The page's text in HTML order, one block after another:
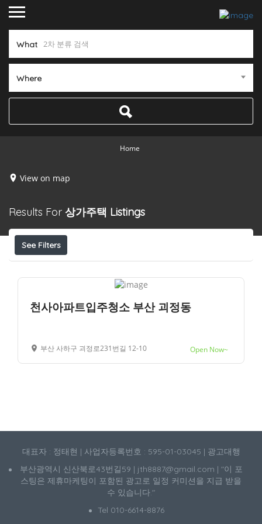
What
Where
Home
View on map
Results For 상가주택 Listings
See Filters
천사아파트입주청소 부산 괴정동
부산 사하구 괴정로231번길 12-10 Open Now~
대표자 : 정태현 | 사업자등록번호 : 595-01-03045 | 광고대행
부산광역시 신산북로43번길59 | jth8887@gmail.com | "이 포
스팅은 제휴마케팅이 포함된 광고로 일정 커미션을 지급 받을
수 있습니다."
Tel 010-6614-8876